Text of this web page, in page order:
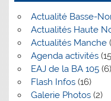
Actualité Basse-
Actualités Haute
Actualités Manche
Agenda activités
EAJ de la BA 105(6)
Flash Infos(16)
Galerie Photos(2)